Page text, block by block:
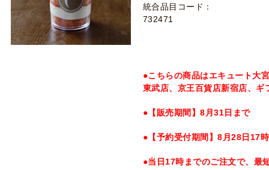
統合品目コード：
732471
●こちらの商品はエキュート大
東武店、京王百貨店新宿店、
●【販売期間】8月31日まで
●【予約受付期間】8月28日17
●当日17時までのご注文で、最